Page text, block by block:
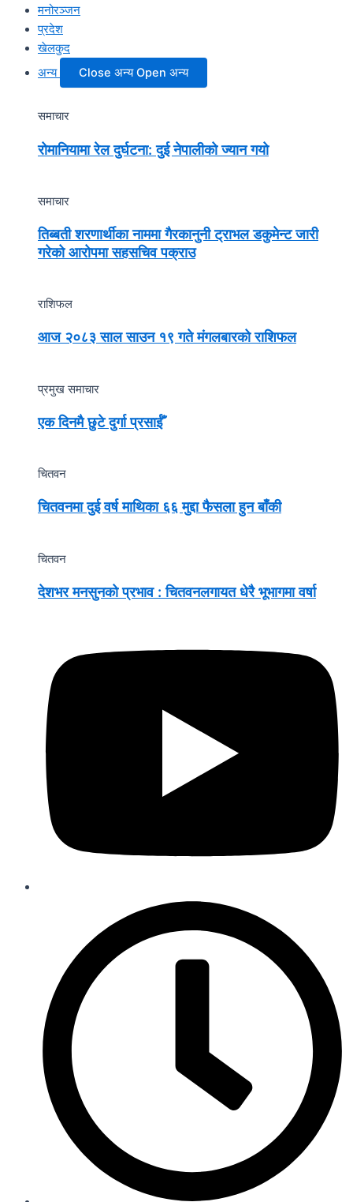
मनोरञ्जन
प्रदेश
खेलकुद
अन्य
Close अन्य Open अन्य
समाचार
रोमानियामा रेल दुर्घटना: दुई नेपालीको ज्यान गयो
समाचार
तिब्बती शरणार्थीका नाममा गैरकानुनी ट्राभल डकुमेन्ट जारी
गरेको आरोपमा सहसचिव पक्राउ
राशिफल
आज २०८३ साल साउन १९ गते मंगलबारको राशिफल
प्रमुख समाचार
एक दिनमै छुटे दुर्गा प्रसाईँ
चितवन
चितवनमा दुई वर्ष माथिका ६६ मुद्दा फैसला हुन बाँकी
चितवन
देशभर मनसुनको प्रभाव : चितवनलगायत धेरै भूभागमा वर्षा